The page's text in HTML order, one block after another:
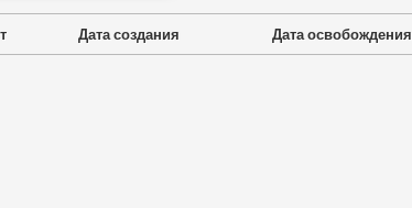
Дата создания Дата освобождения